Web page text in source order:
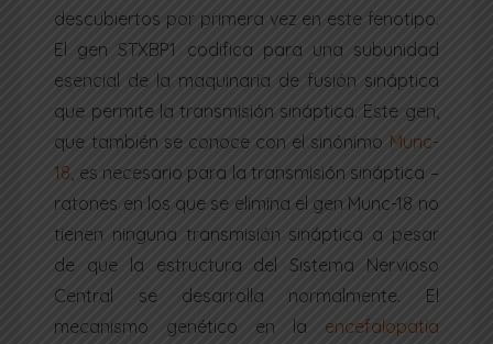
descubiertos por primera vez en este fenotipo.
El gen STXBP1 codifica para una subunidad
esencial de la maquinaria de fusión sináptica
que permite la transmisión sináptica. Este gen,
que también se conoce con el sinónimo Munc-
18 , es necesario para la transmisión sináptica –
ratones en los que se elimina el gen Munc-18 no
tienen ninguna transmisión sináptica a pesar
de que la estructura del Sistema Nervioso
Central se desarrolla normalmente. El
mecanismo genético en la encefalopatía